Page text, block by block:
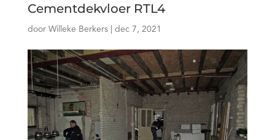
Cementdekvloer RTL4
door Willeke Berkers| dec 7, 2021